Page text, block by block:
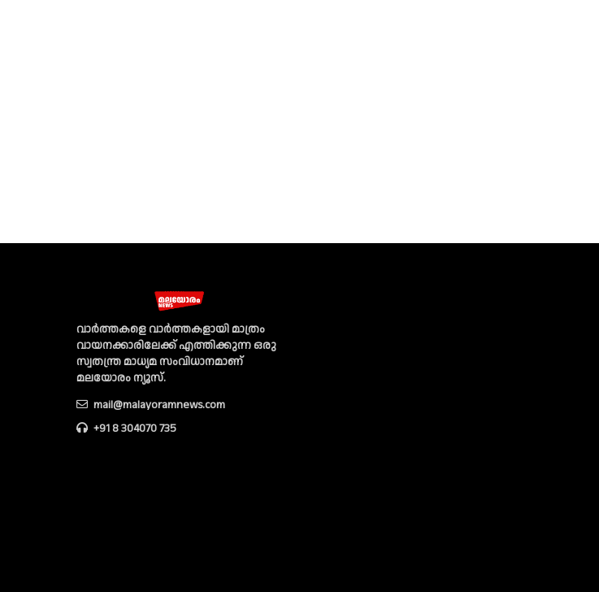
വാര്‍ത്തകളെ വാര്‍ത്തകളായി മാത്രം
വായനക്കാരിലേക്ക് എത്തിക്കുന്ന ഒരു
സ്വതന്ത്ര മാധ്യമ സംവിധാനമാണ്
മലയോരം ന്യൂസ്‌.
mail@malayoramnews.com
+91 8 304070 735